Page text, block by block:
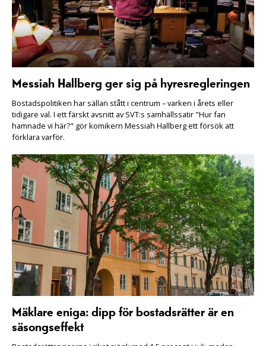
Messiah Hallberg ger sig på hyresregleringen
Bostadspolitiken har sällan stått i centrum – varken i årets eller
tidigare val. I ett färskt avsnitt av SVT:s samhällssatir "Hur fan
hamnade vi här?" gör komikern Messiah Hallberg ett försök att
förklara varför.
Mäklare eniga: dipp för bostadsrätter är en
säsongseffekt